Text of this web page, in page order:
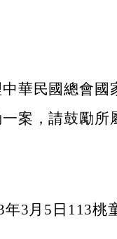
華民國總會國
案，請鼓勵所
3月5日113桃